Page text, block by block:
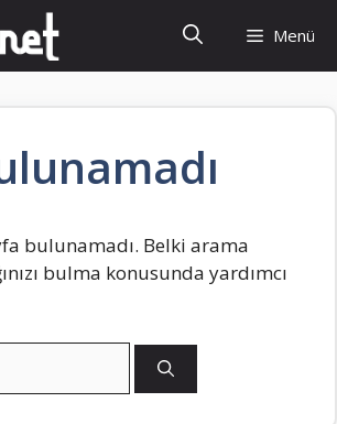
Menü
bulunamadı. Belki arama
bulma konusunda yardımcı